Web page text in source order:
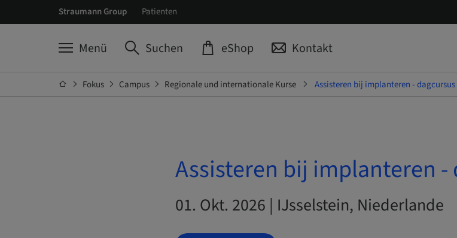
Straumann Group Patienten
Menü Suchen eShop Kontakt
Fokus Campus Regionale und internationale Kurse Assisteren bij implanteren - dagcursus
Assisteren bij implanteren -
01. Okt. 2026 | IJsselstein, Niederlande